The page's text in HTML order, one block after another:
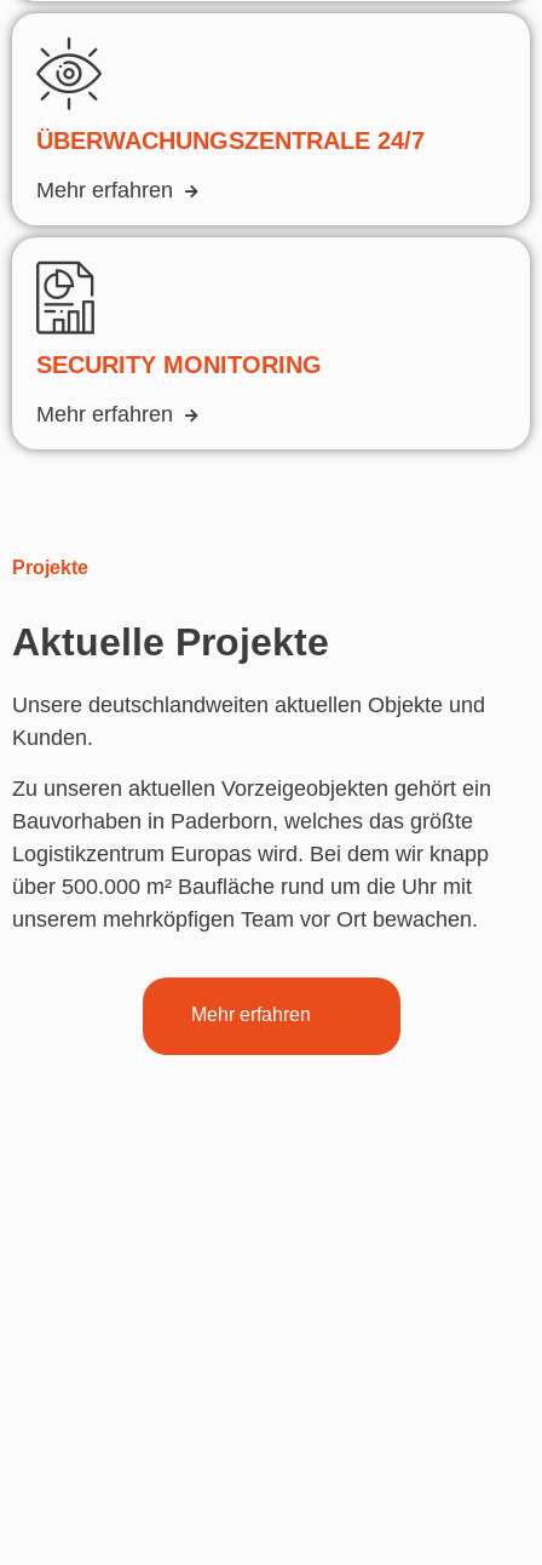
ÜBERWACHUNGSZENTRALE 24/7
Mehr erfahren
SECURITY MONITORING
Mehr erfahren
Projekte
Aktuelle Projekte
Unsere deutschlandweiten aktuellen Objekte und
Kunden.
Zu unseren aktuellen Vorzeigeobjekten gehört ein
Bauvorhaben in Paderborn, welches das größte
Logistikzentrum Europas wird. Bei dem wir knapp
über 500.000 m² Baufläche rund um die Uhr mit
unserem mehrköpfigen Team vor Ort bewachen.
Mehr erfahren